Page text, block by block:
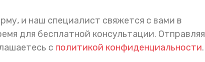
и наш специалист свяжется с вами в
для бесплатной консультации. Отправляя
с политикой конфиденциальности.